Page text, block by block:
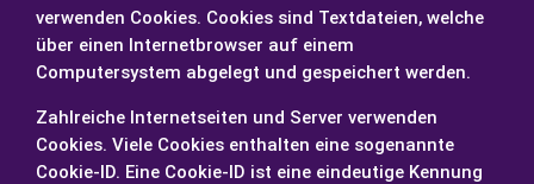
verwenden Cookies. Cookies sind Textdateien, welche
über einen Internetbrowser auf einem
Computersystem abgelegt und gespeichert werden.
Zahlreiche Internetseiten und Server verwenden
Cookies. Viele Cookies enthalten eine sogenannte
Cookie-ID. Eine Cookie-ID ist eine eindeutige Kennung